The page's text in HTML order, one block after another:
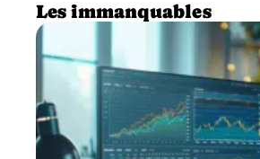
Les immanquables